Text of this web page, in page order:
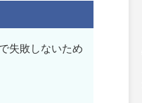
失敗しないため